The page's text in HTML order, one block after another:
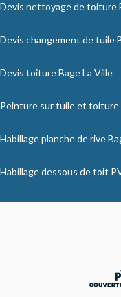
Devis nettoyage de toiture
Devis changement de tuile
Devis toiture Bage La Ville
Peinture sur tuile et toiture
Habillage planche de rive
Habillage dessous de toit